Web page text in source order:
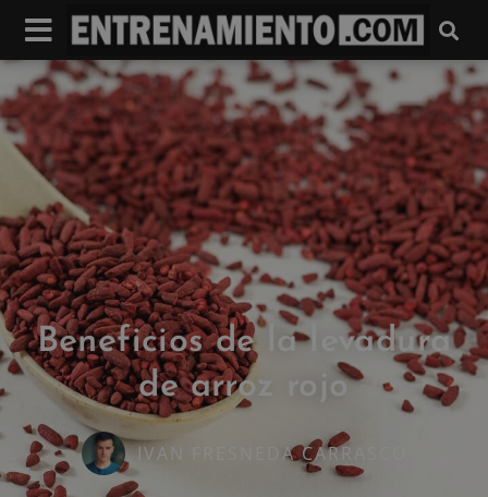
Beneficios de la levadura
de arroz rojo
IVAN FRESNEDA CARRASCO